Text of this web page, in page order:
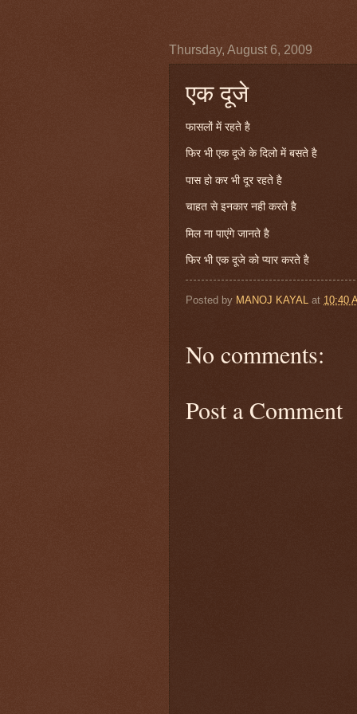
Thursday, August 6, 2009
एक दूजे
फासलों में रहते है
फिर भी एक दूजे के दिलो में बसते है
पास हो कर भी दूर रहते है
चाहत से इनकार नही करते है
मिल ना पाएंगे जानते है
फिर भी एक दूजे को प्यार करते है
Posted by MANOJ KAYAL at 10:40
No comments:
Post a Comment